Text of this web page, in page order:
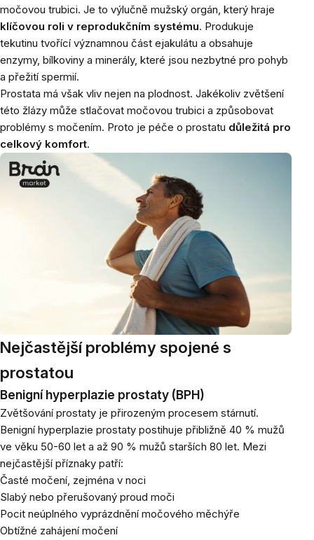
močovou trubici. Je to výlučně mužský orgán, který hraje
klíčovou roli v reprodukčním systému. Produkuje
tekutinu tvořící významnou část ejakulátu a obsahuje
enzymy, bílkoviny a minerály, které jsou nezbytné pro pohyb
a přežití spermií.
Prostata má však vliv nejen na plodnost. Jakékoliv zvětšení
této žlázy může stlačovat močovou trubici a způsobovat
problémy s močením. Proto je péče o prostatu důležitá pro
celkový komfort.
Nejčastější problémy spojené s
prostatou
Benigní hyperplazie prostaty (BPH)
Zvětšování prostaty je přirozeným procesem stárnutí.
Benigní hyperplazie prostaty postihuje přibližně 40 % mužů
ve věku 50-60 let a až 90 % mužů starších 80 let. Mezi
nejčastější příznaky patří:
Časté močení, zejména v noci
Slabý nebo přerušovaný proud moči
Pocit neúplného vyprázdnění močového měchýře
Obtížné zahájení močení